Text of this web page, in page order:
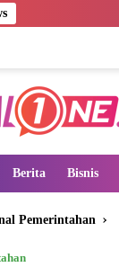
Berita Bisnis
Pemerintahan